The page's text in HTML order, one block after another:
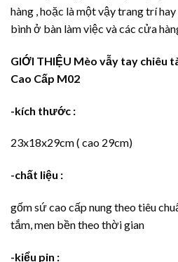
hàng , hoặc là một vậy trang trí
bình ở bàn làm việc và các cửa
GIỚI THIỆU Mèo vẫy tay chiêu
Cao Cấp M02
-kích thước :
23x18x29cm ( cao 29cm)
-chất liệu :
gốm sứ cao cấp nung theo tiêu
tắm, men bền theo thời gian
-kiểu pin :